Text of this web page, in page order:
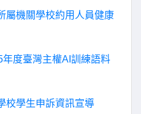
屬機關學校約用人員健康
度臺灣主權AI訓練語料
校學生申訴資訊宣導